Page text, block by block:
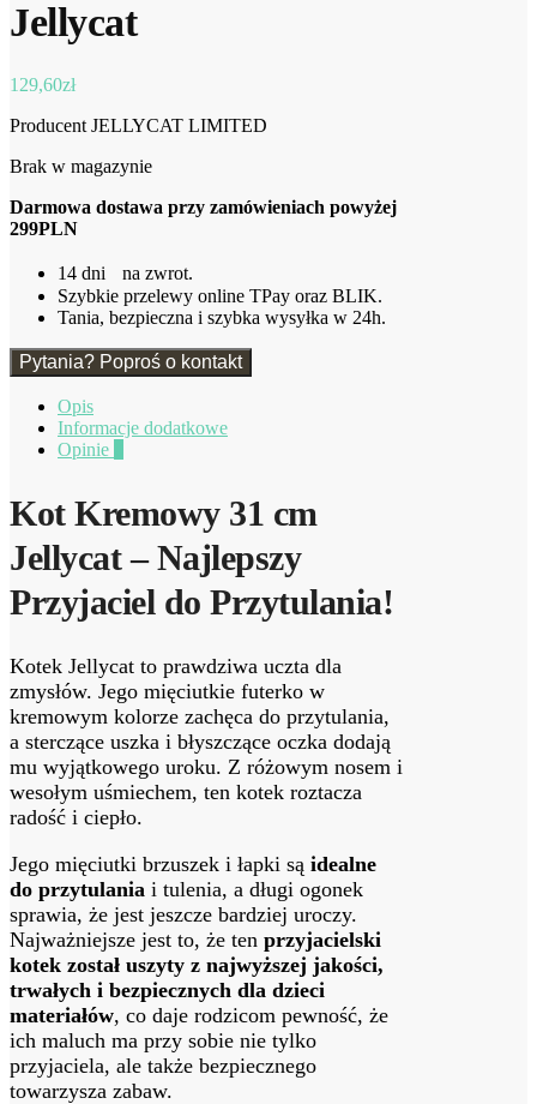
Jellycat
129,60zł
Producent JELLYCAT LIMITED
Brak w magazynie
Darmowa dostawa przy zamówieniach powyżej
299PLN
14 dni na zwrot.
Szybkie przelewy online TPay oraz BLIK.
Tania, bezpieczna i szybka wysyłka w 24h.
Pytania? Poproś o kontakt
Opis
Informacje dodatkowe
Opinie
Kot Kremowy 31 cm
Jellycat – Najlepszy
Przyjaciel do Przytulania!
Kotek Jellycat to prawdziwa uczta dla
zmysłów. Jego mięciutkie futerko w
kremowym kolorze zachęca do przytulania,
a sterczące uszka i błyszczące oczka dodają
mu wyjątkowego uroku. Z różowym nosem i
wesołym uśmiechem, ten kotek roztacza
radość i ciepło.
Jego mięciutki brzuszek i łapki są idealne
do przytulania i tulenia, a długi ogonek
sprawia, że jest jeszcze bardziej uroczy.
Najważniejsze jest to, że ten przyjacielski
kotek został uszyty z najwyższej jakości,
trwałych i bezpiecznych dla dzieci
materiałów, co daje rodzicom pewność, że
ich maluch ma przy sobie nie tylko
przyjaciela, ale także bezpiecznego
towarzysza zabaw.